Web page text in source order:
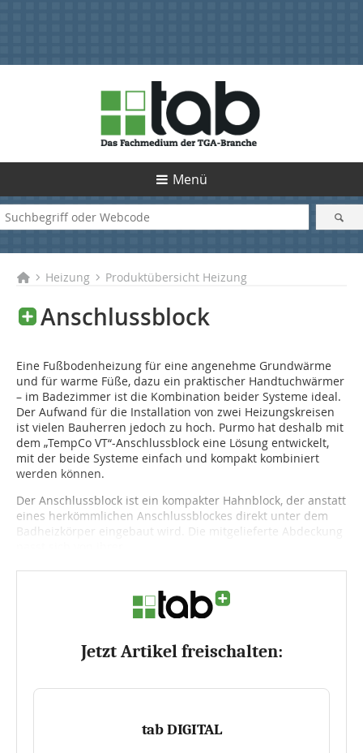
Menü
Heizung Produktübersicht Heizung
Anschlussblock
Eine Fußbodenheizung für eine angenehme Grundwärme
und für warme Füße, dazu ein praktischer Handtuchwärmer
– im Badezimmer ist die Kombination beider Systeme ideal.
Der Aufwand für die Installation von zwei Heizungskreisen
ist vielen Bauherren jedoch zu hoch. Purmo hat deshalb mit
dem „TempCo VT“-Anschlussblock eine Lösung entwickelt,
mit der beide Systeme einfach und kompakt kombiniert
werden können.
Der Anschlussblock ist ein kompakter Hahnblock, der anstatt
eines herkömmlichen Anschlussblockes direkt unter dem
Badheizkörper eingebaut wird. Die mitgelieferte Abdeckung
Jetzt Artikel freischalten:
tab DIGITAL